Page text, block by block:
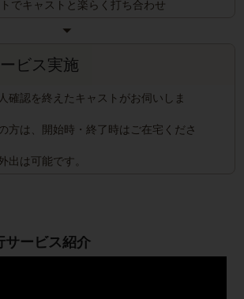
でキャストと楽らく打ち合わせ
ビス実施
確認を終えたキャストがお伺いしま
方は、開始時・終了時はご在宅くださ
出は可能です。
サービス紹介